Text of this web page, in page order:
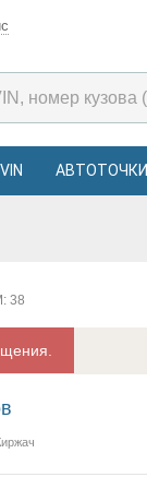
АВТОТОЧКИ
38